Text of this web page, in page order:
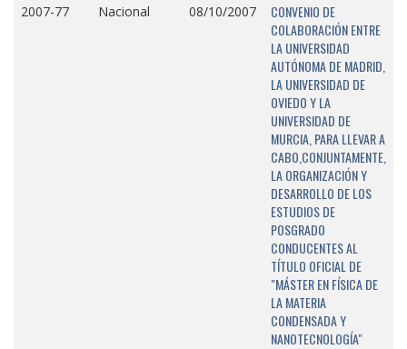
2007-77 Nacional 08/10/2007
CONVENIO DE
COLABORACIÓN ENTRE
LA UNIVERSIDAD
AUTÓNOMA DE MADRID,
LA UNIVERSIDAD DE
OVIEDO Y LA
UNIVERSIDAD DE
MURCIA, PARA LLEVAR A
CABO,CONJUNTAMENTE,
LA ORGANIZACIÓN Y
DESARROLLO DE LOS
ESTUDIOS DE
POSGRADO
CONDUCENTES AL
TÍTULO OFICIAL DE
"MÁSTER EN FÍSICA DE
LA MATERIA
CONDENSADA Y
NANOTECNOLOGÍA"